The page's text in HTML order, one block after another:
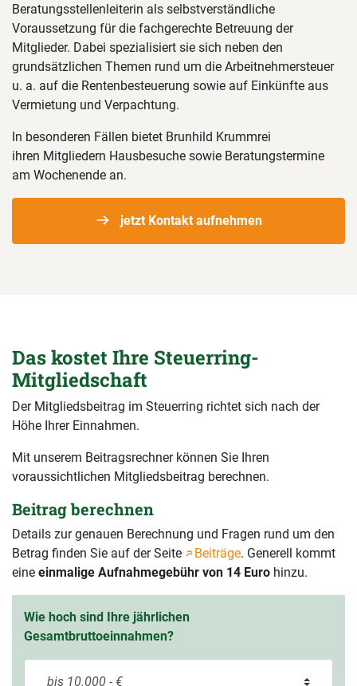
Beratungsstellenleiterin als selbstverständliche
Voraussetzung für die fachgerechte Betreuung der
Mitglieder. Dabei spezialisiert sie sich neben den
grundsätzlichen Themen rund um die Arbeitnehmersteuer
u. a. auf die Rentenbesteuerung sowie auf Einkünfte aus
Vermietung und Verpachtung.
In besonderen Fällen bietet Brunhild Krummrei
ihren Mitgliedern Hausbesuche sowie Beratungstermine
am Wochenende an.
jetzt Kontakt aufnehmen
Das kostet Ihre Steuerring-
Mitgliedschaft
Der Mitgliedsbeitrag im Steuerring richtet sich nach der
Höhe Ihrer Einnahmen.
Mit unserem Beitragsrechner können Sie Ihren
voraussichtlichen Mitgliedsbeitrag berechnen.
Beitrag berechnen
Details zur genauen Berechnung und Fragen rund um den
Betrag finden Sie auf der Seite
Beiträge. Generell kommt
eine einmalige Aufnahmegebühr von 14 Euro hinzu.
Wie hoch sind Ihre jährlichen
Gesamtbruttoeinnahmen?